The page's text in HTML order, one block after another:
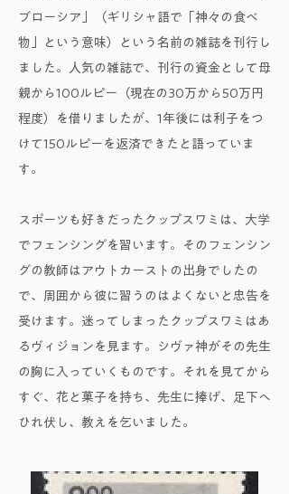
ブローシア」（ギリシャ語で「神々の食べ
物」という意味）という名前の雑誌を刊行し
ました。人気の雑誌で、刊行の資金として母
親から100ルピー（現在の30万から50万円
程度）を借りましたが、1年後には利子をつ
けて150ルピーを返済できたと語っていま
す。
スポーツも好きだったクップスワミは、大学
でフェンシングを習います。そのフェンシン
グの教師はアウトカーストの出身でしたの
で、周囲から彼に習うのはよくないと忠告を
受けます。迷ってしまったクップスワミはあ
るヴィジョンを見ます。シヴァ神がその先生
の胸に入っていくものです。それを見てから
すぐ、花と菓子を持ち、先生に捧げ、足下へ
ひれ伏し、教えを乞いました。